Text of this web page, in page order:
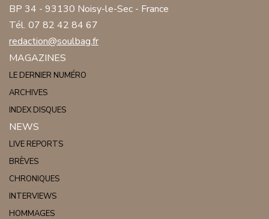
BP 34 - 93130 Noisy-le-Sec - France
Tél. 07 82 42 84 67
redaction@soulbag.fr
MAGAZINES
LE DERNIER NUMÉRO
ARCHIVES
INDEX DISQUES
NEWS
LIVE REPORTS
BRÈVES
CHRONIQUES
INTERVIEWS
HOMMAGES